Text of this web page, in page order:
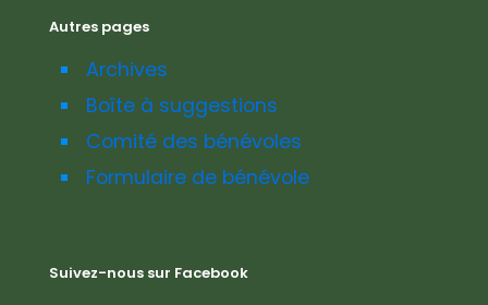
Autres pages
Archives
Boîte à suggestions
Comité des bénévoles
Formulaire de bénévole
Suivez-nous sur Facebook